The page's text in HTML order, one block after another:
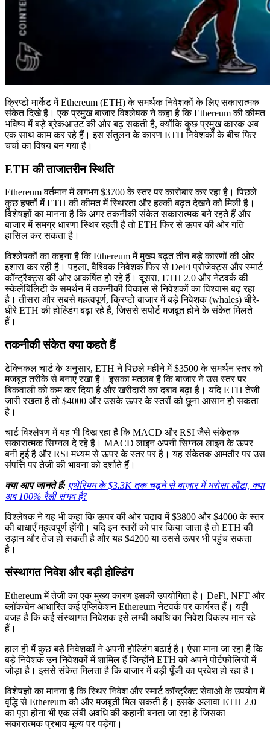
क्रिप्टो मार्केट में Ethereum (ETH) के समर्थक निवेशकों के लिए सकारात्मक
संकेत दिखे हैं। एक प्रमुख बाजार विश्लेषक ने कहा है कि Ethereum की कीमत
भविष्य में बड़े ब्रेकआउट की ओर बढ़ सकती है, क्योंकि कुछ प्रमुख कारक अब
एक साथ काम कर रहे हैं। इस संतुलन के कारण ETH निवेशकों के बीच फिर
चर्चा का विषय बन गया है।
ETH की ताजातरीन स्थिति
Ethereum वर्तमान में लगभग $3700 के स्तर पर कारोबार कर रहा है। पिछले
कुछ हफ्तों में ETH की कीमत में स्थिरता और हल्की बढ़त देखने को मिली है।
विशेषज्ञों का मानना है कि अगर तकनीकी संकेत सकारात्मक बने रहते हैं और
बाजार में समग्र धारणा स्थिर रहती है तो ETH फिर से ऊपर की ओर गति
हासिल कर सकता है।
विश्लेषकों का कहना है कि Ethereum में मुख्य बढ़त तीन बड़े कारणों की ओर
इशारा कर रही है। पहला, वैश्विक निवेशक फिर से DeFi प्रोजेक्ट्स और स्मार्ट
कॉन्ट्रैक्ट्स की ओर आकर्षित हो रहे हैं। दूसरा, ETH 2.0 और नेटवर्क की
स्केलेबिलिटी के समर्थन में तकनीकी विकास से निवेशकों का विश्वास बढ़ रहा
है। तीसरा और सबसे महत्वपूर्ण, क्रिप्टो बाजार में बड़े निवेशक (whales) धीरे-
धीरे ETH की होल्डिंग बढ़ा रहे हैं, जिससे सपोर्ट मजबूत होने के संकेत मिलते
हैं।
तकनीकी संकेत क्या कहते हैं
टेक्निकल चार्ट के अनुसार, ETH ने पिछले महीने में $3500 के समर्थन स्तर को
मजबूत तरीके से बनाए रखा है। इसका मतलब है कि बाजार ने उस स्तर पर
बिकवाली को कम कर दिया है और खरीदारी का दबाव बढ़ा है। यदि ETH तेजी
जारी रखता है तो $4000 और उसके ऊपर के स्तरों को छूना आसान हो सकता
है।
चार्ट विश्लेषण में यह भी दिख रहा है कि MACD और RSI जैसे संकेतक
सकारात्मक सिग्नल दे रहे हैं। MACD लाइन अपनी सिग्नल लाइन के ऊपर
बनी हुई है और RSI मध्यम से ऊपर के स्तर पर है। यह संकेतक आमतौर पर उस
संपत्ति पर तेजी की भावना को दर्शाते हैं।
क्या आप जानते हैं: एथेरियम के $3.3K तक चढ़ने से बाज़ार में भरोसा लौटा, क्या
अब 100% रैली संभव है?
विश्लेषक ने यह भी कहा कि ऊपर की ओर चढ़ाव में $3800 और $4000 के स्तर
की बाधाएँ महत्वपूर्ण होंगी। यदि इन स्तरों को पार किया जाता है तो ETH की
उड़ान और तेज हो सकती है और यह $4200 या उससे ऊपर भी पहुंच सकता
है।
संस्थागत निवेश और बड़ी होल्डिंग
Ethereum में तेजी का एक मुख्य कारण इसकी उपयोगिता है। DeFi, NFT और
ब्लॉकचेन आधारित कई एप्लिकेशन Ethereum नेटवर्क पर कार्यरत हैं। यही
वजह है कि कई संस्थागत निवेशक इसे लम्बी अवधि का निवेश विकल्प मान रहे
हैं।
हाल ही में कुछ बड़े निवेशकों ने अपनी होल्डिंग बढ़ाई है। ऐसा माना जा रहा है कि
बड़े निवेशक उन निवेशकों में शामिल हैं जिन्होंने ETH को अपने पोर्टफोलियो में
जोड़ा है। इससे संकेत मिलता है कि बाजार में बड़ी पूँजी का प्रवेश हो रहा है।
विशेषज्ञों का मानना है कि स्थिर निवेश और स्मार्ट कॉन्ट्रैक्ट सेवाओं के उपयोग में
वृद्धि से Ethereum को और मजबूती मिल सकती है। इसके अलावा ETH 2.0
का पूरा होना भी एक लंबी अवधि की कहानी बनता जा रहा है जिसका
सकारात्मक प्रभाव मूल्य पर पड़ेगा।